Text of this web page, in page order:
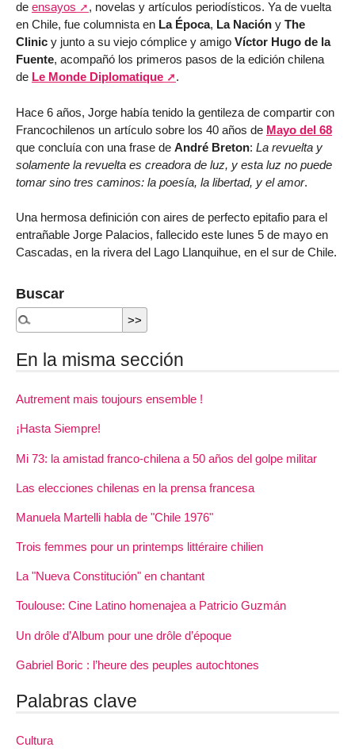
de ensayos
, novelas y artículos periodísticos. Ya de vuelta
en Chile, fue columnista en La Época, La Nación y The
Clinic y junto a su viejo cómplice y amigo Víctor Hugo de la
Fuente, acompañó los primeros pasos de la edición chilena
de Le Monde Diplomatique .
Hace 6 años, Jorge había tenido la gentileza de compartir con
Francochilenos un artículo sobre los 40 años de Mayo del 68
que concluía con una frase de André Breton: La revuelta y
solamente la revuelta es creadora de luz, y esta luz no puede
tomar sino tres caminos: la poesía, la libertad, y el amor.
Una hermosa definición con aires de perfecto epitafio para el
entrañable Jorge Palacios, fallecido este lunes 5 de mayo en
Cascadas, en la rivera del Lago Llanquihue, en el sur de Chile.
Buscar
En la misma sección
Autrement mais toujours ensemble !
¡Hasta Siempre!
Mi 73: la amistad franco-chilena a 50 años del golpe militar
Las elecciones chilenas en la prensa francesa
Manuela Martelli habla de "Chile 1976"
Trois femmes pour un printemps littéraire chilien
La "Nueva Constitución" en chantant
Toulouse: Cine Latino homenajea a Patricio Guzmán
Un drôle d’Album pour une drôle d’époque
Gabriel Boric : l’heure des peuples autochtones
Palabras clave
Cultura